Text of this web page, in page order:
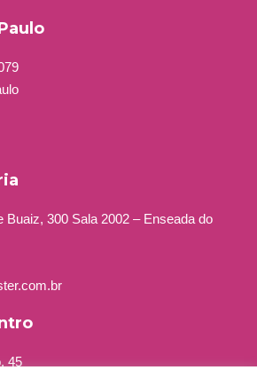
Buaiz, 300 Sala 2002 – Enseada do
45